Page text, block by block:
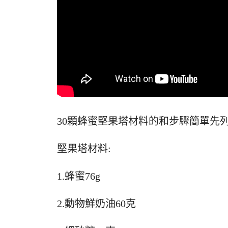
30顆蜂蜜堅果塔材料的和步驟簡單先
堅果塔材料:
1.蜂蜜76g
2.動物鮮奶油60克